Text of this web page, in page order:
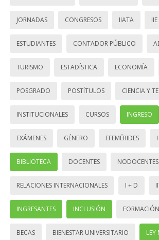
JORNADAS CONGRESOS IIATA IIE
ESTUDIANTES CONTADOR PÚBLICO
TURISMO ESTADÍSTICA ECONOMÍA
POSGRADO POSTÍTULOS CIENCIA Y
INSTITUCIONALES CURSOS INGRESO
EXÁMENES GÉNERO EFEMÉRIDES
BIBLIOTECA DOCENTES NODOCENTES
RELACIONES INTERNACIONALES I + D
INGRESANTES INCLUSIÓN FORMACIÓN
BECAS BIENESTAR UNIVERSITARIO LEY